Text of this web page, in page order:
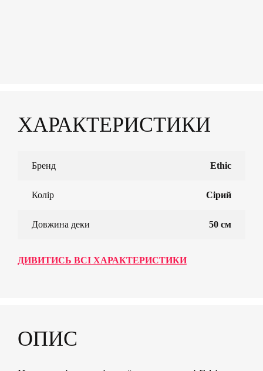
ХАРАКТЕРИСТИКИ
Бренд Ethic
Колір Сірий
Довжина деки 50 см
ДИВИТИСЬ ВСІ ХАРАКТЕРИСТИКИ
ОПИС